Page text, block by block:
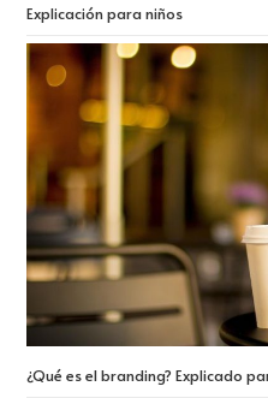
Explicación para niños
¿Qué es el branding? Explicado